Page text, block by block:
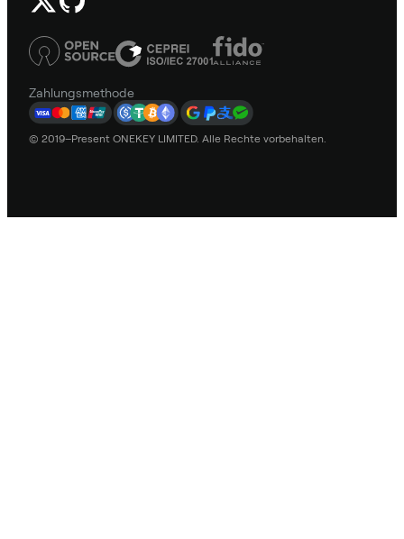
Zahlungsmethode
© 2019–Present ONEKEY LIMITED. Alle Rechte vorbehalten.